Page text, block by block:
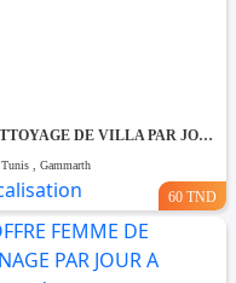
NETTOYAGE DE VILLA PAR JOUR A Gammarth
Tunis , Gammarth
60 TND